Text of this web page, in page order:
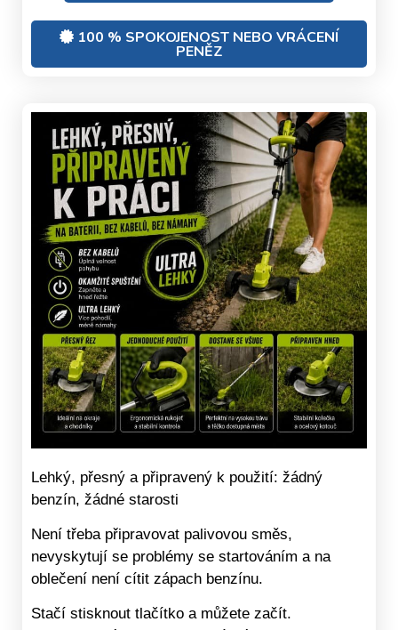
100 % SPOKOJENOST NEBO VRÁCENÍ
PENĚZ
Lehký, přesný a připravený k použití: žádný
benzín, žádné starosti
Není třeba připravovat palivovou směs,
nevyskytují se problémy se startováním a na
oblečení není cítit zápach benzínu.
Stačí stisknout tlačítko a můžete začít.